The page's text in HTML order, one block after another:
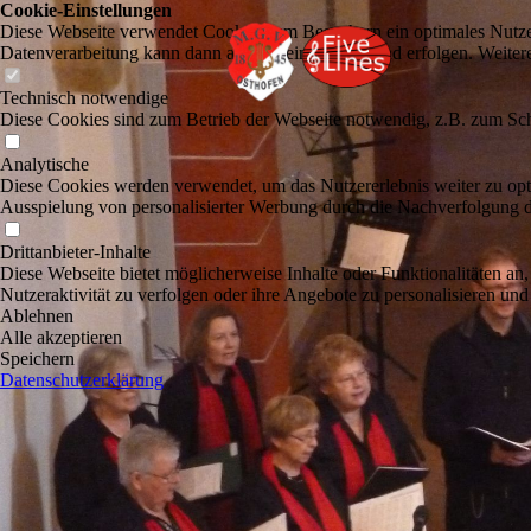
Cookie-Einstellungen
Diese Webseite verwendet Cookies, um Besuchern ein optimales
Datenverarbeitung kann dann auch in einem Drittland erfolgen.
Technisch notwendige
Diese Cookies sind zum Betrieb der Webseite notwendig, z.B. zum
Analytische
Diese Cookies werden verwendet, um das Nutzererlebnis weiter zu
Ausspielung von personalisierter Werbung durch die Nachverfolgung
Drittanbieter-Inhalte
Diese Webseite bietet möglicherweise Inhalte oder Funktionalitäten
Nutzeraktivität zu verfolgen oder ihre Angebote zu personalisieren
Ablehnen
Alle akzeptieren
Speichern
Datenschutzerklärung